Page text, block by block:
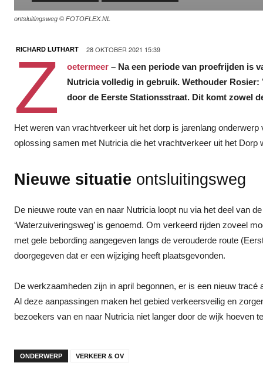
ontsluitingsweg © FOTOFLEX.NL
RICHARD LUTHART 28 OKTOBER 2021 15:39
Z oetermeer– Na een periode van proefrijden is
Nutricia volledig in gebruik. Wethouder
door de Eerste Stationsstraat. Dit komt zowel
Het weren van vrachtverkeer uit het dorp is jarenlang
oplossing samen met Nutricia die het vrachtverkeer uit het Dorp
Nieuwe situatie ontsluitingsweg
De nieuwe route van en naar Nutricia loopt nu via het deel van
‘Waterzuiveringsweg’ is genoemd. Om verkeerd rijden zoveel
met gele bebording aangegeven langs de verouderde route
doorgegeven dat er een wijziging heeft plaatsgevonden.
De werkzaamheden zijn in april begonnen, er is een nieuw
Al deze aanpassingen maken het gebied verkeersveilig en
bezoekers van en naar Nutricia niet langer door de wijk hoeven
ONDERWERP VERKEER & OV